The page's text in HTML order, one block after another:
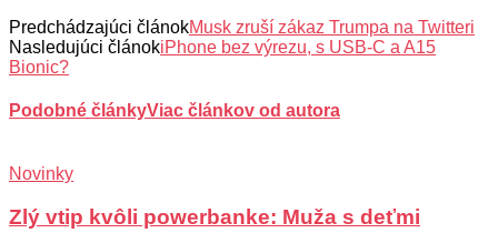
Predchádzajúci článokMusk zruší zákaz Trumpa na Twitteri
Nasledujúci článokiPhone bez výrezu, s USB-C a A15
Bionic?
Podobné článkyViac článkov od autora
Novinky
Zlý vtip kvôli powerbanke: Muža s deťmi